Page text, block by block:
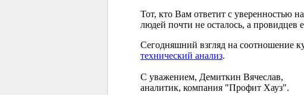
Тот, кто Вам ответит с уверенностью
людей почти не осталось, а провидцев
Сегодняшний взгляд на соотношение
технический анализ.
С уважением, Демиткин Вячеслав,
аналитик, компания "Профит Хауз".